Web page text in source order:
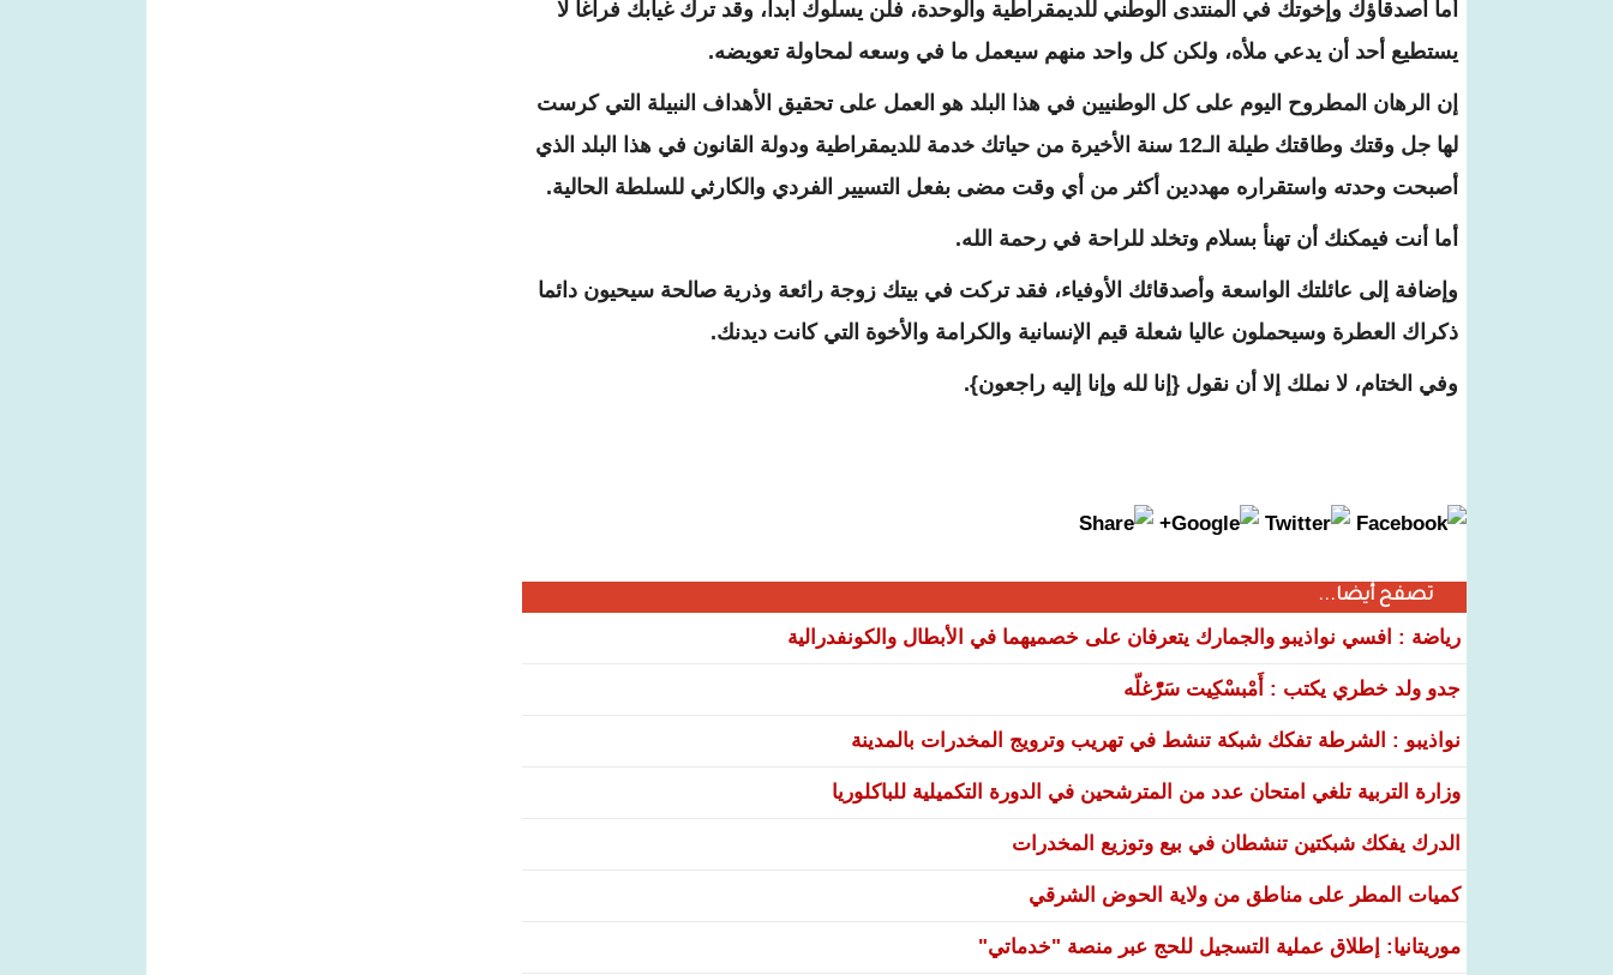
أما أصدقاؤك وإخوتك في المنتدى الوطني للديمقراطية والوحدة، فلن يسلوك أبدا، وقد ترك غيابك فراغا لا
يستطيع أحد أن يدعي ملأه، ولكن كل واحد منهم سيعمل ما في وسعه لمحاولة تعويضه.
إن الرهان المطروح اليوم على كل الوطنيين في هذا البلد هو العمل على تحقيق الأهداف النبيلة التي كرست
لها جل وقتك وطاقتك طيلة الـ12 سنة الأخيرة من حياتك خدمة للديمقراطية ودولة القانون في هذا البلد الذي
أصبحت وحدته واستقراره مهددين أكثر من أي وقت مضى بفعل التسيير الفردي والكارثي للسلطة الحالية.
أما أنت فيمكنك أن تهنأ بسلام وتخلد للراحة في رحمة الله.
وإضافة إلى عائلتك الواسعة وأصدقائك الأوفياء، فقد تركت في بيتك زوجة رائعة وذرية صالحة سيحيون دائما
ذكراك العطرة وسيحملون عاليا شعلة قيم الإنسانية والكرامة والأخوة التي كانت ديدنك.
وفي الختام، لا نملك إلا أن نقول {إنا لله وإنا إليه راجعون}.
تصفح أيضا...
رياضة : افسي نواذيبو والجمارك يتعرفان على خصميهما في الأبطال والكونفدرالية
جدو ولد خطري يكتب : أَمْبسْكِيت سَرّْغلّه
نواذيبو : الشرطة تفكك شبكة تنشط في تهريب وترويج المخدرات بالمدينة
وزارة التربية تلغي امتحان عدد من المترشحين في الدورة التكميلية للباكلوريا
الدرك يفكك شبكتين تنشطان في بيع وتوزيع المخدرات
كميات المطر على مناطق من ولاية الحوض الشرقي
موريتانيا: إطلاق عملية التسجيل للحج عبر منصة "خدماتي"